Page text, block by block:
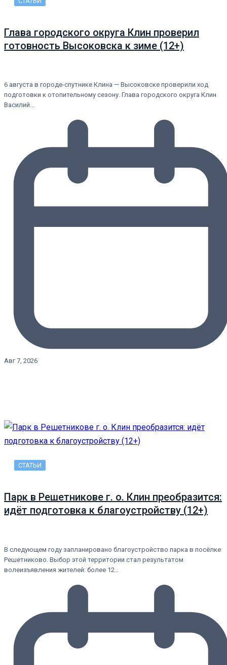
Глава городского округа Клин проверил
готовность Высоковска к зиме (12+)
6 августа в городе-спутнике Клина — Высоковске проверили ход
подготовки к отопительному сезону. Глава городского округа Клин
Василий…
Авг 7, 2026
СТАТЬИ
Парк в Решетникове г. о. Клин преобразится:
идёт подготовка к благоустройству (12+)
В следующем году запланировано благоустройство парка в посёлке
Решетниково. Выбор этой территории стал результатом
волеизъявления жителей: более 12…